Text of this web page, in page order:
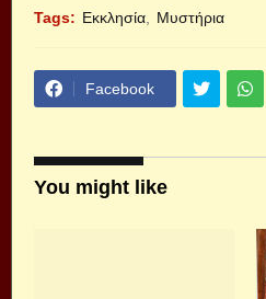
Tags: Εκκλησία Μυστήρια
Facebook
You might like